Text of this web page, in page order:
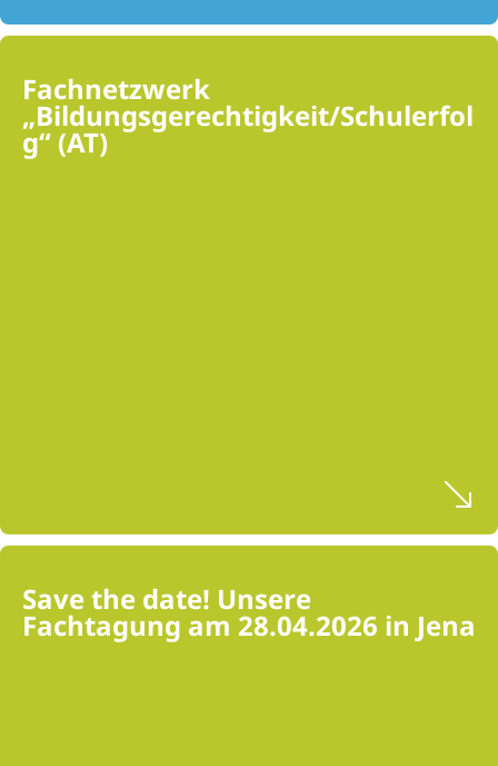
Fachnetzwerk
„Bildungsgerechtigkeit/Schulerfol
g“ (AT)
Save the date! Unsere
Fachtagung am 28.04.2026 in Jena